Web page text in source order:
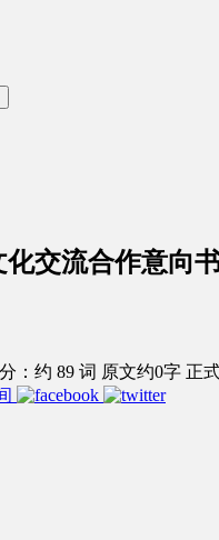
化交流合作意向
：约 89 词 原文约0字 正